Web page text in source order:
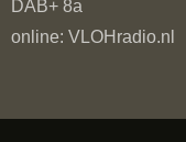
DAB+ 8a
online: VLOHradio.nl